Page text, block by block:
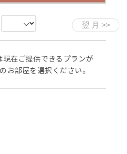
」付◆海水浴場まで車で5
津温泉」を満喫！≪京丹後ナ
流し「木津温泉」を満喫！≪
の掛け流し「木津温泉」を満
流し「木津温泉」を満喫！≪
（お1人半匹）会席プラン≪
ニ味噌豆腐付きズワイガニフ
ビ≫
杯使用＞◆ズワイガニコース
わう◆掛け流し「木津温泉」
≫
プラン◆掛け流し「木津温
ビ≫
最古の掛け流し「木津温泉」
≫
現在ご提供できるプランが
お部屋を選択ください。